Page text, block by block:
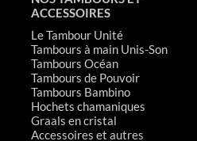
ACCESSOIRES
Le Tambour Unité
Tambours à main Unis-Son
Tambours Océan
Tambours de Pouvoir
Tambours Bambino
Hochets chamaniques
Graals en cristal
Accessoires et autres